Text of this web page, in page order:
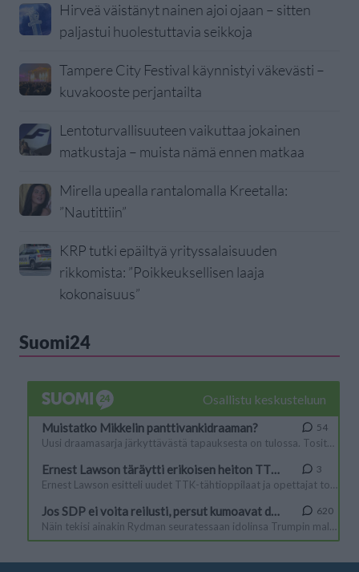
Hirveä väistänyt nainen ajoi ojaan – sitten
paljastui huolestuttavia seikkoja
Tampere City Festival käynnistyi väkevästi –
kuvakooste perjantailta
Lentoturvallisuuteen vaikuttaa jokainen
matkustaja – muista nämä ennen matkaa
Mirella upealla rantalomalla Kreetalla:
”Nautittiin”
KRP tutki epäiltyä yrityssalaisuuden
rikkomista: ”Poikkeuksellisen laaja
kokonaisuus”
Suomi24